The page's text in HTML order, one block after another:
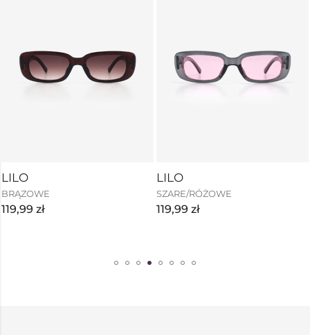
LILO
BRĄZOWE
119,99 zł
LILO
SZARE/RÓŻOWE
119,99 zł